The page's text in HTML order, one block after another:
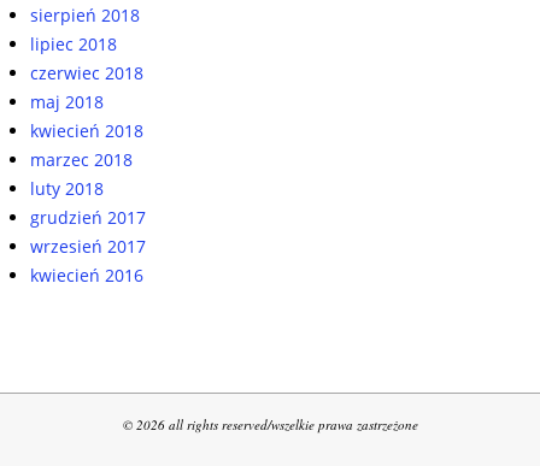
sierpień 2018
lipiec 2018
czerwiec 2018
maj 2018
kwiecień 2018
marzec 2018
luty 2018
grudzień 2017
wrzesień 2017
kwiecień 2016
© 2026 all rights reserved/wszelkie prawa zastrzeżone